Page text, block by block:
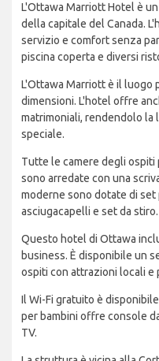
L'Ottawa Marriott Hotel è
della capitale del Canada.
servizio e comfort senza
piscina coperta e diversi
L'Ottawa Marriott è il
dimensioni. L'hotel offre
matrimoniali, rendendolo la
speciale.
Tutte le camere degli
sono arredate con una
moderne sono dotate di
asciugacapelli e set da stiro.
Questo hotel di Ottawa
business. È disponibile un
ospiti con attrazioni locali e
Il Wi-Fi gratuito è
per bambini offre console
TV.